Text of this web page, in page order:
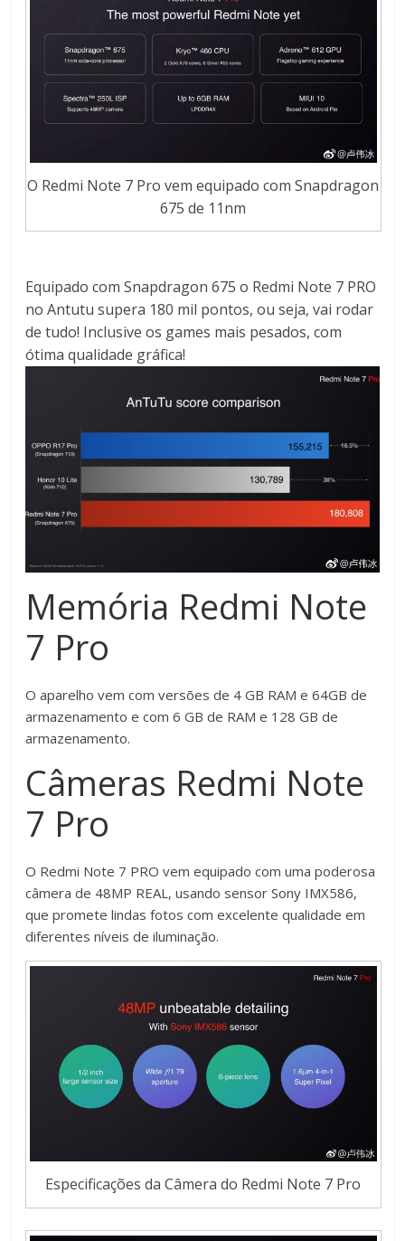
O Redmi Note 7 Pro vem equipado com Snapdragon
675 de 11nm
Equipado com Snapdragon 675 o Redmi Note 7 PRO
no Antutu supera 180 mil pontos, ou seja, vai rodar
de tudo! Inclusive os games mais pesados, com
ótima qualidade gráfica!
Memória Redmi Note
7 Pro
O aparelho vem com versões de 4 GB RAM e 64GB de
armazenamento e com 6 GB de RAM e 128 GB de
armazenamento.
Câmeras Redmi Note
7 Pro
O Redmi Note 7 PRO vem equipado com uma poderosa
câmera de 48MP REAL, usando sensor Sony IMX586,
que promete lindas fotos com excelente qualidade em
diferentes níveis de iluminação.
Especificações da Câmera do Redmi Note 7 Pro